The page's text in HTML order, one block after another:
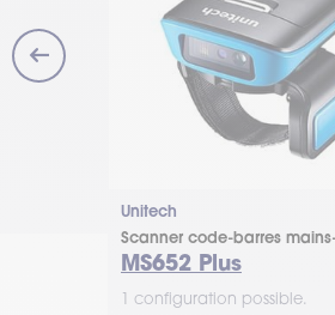
Unitech
Scanner code-barres
MS652 Plus
1 configuration possible.